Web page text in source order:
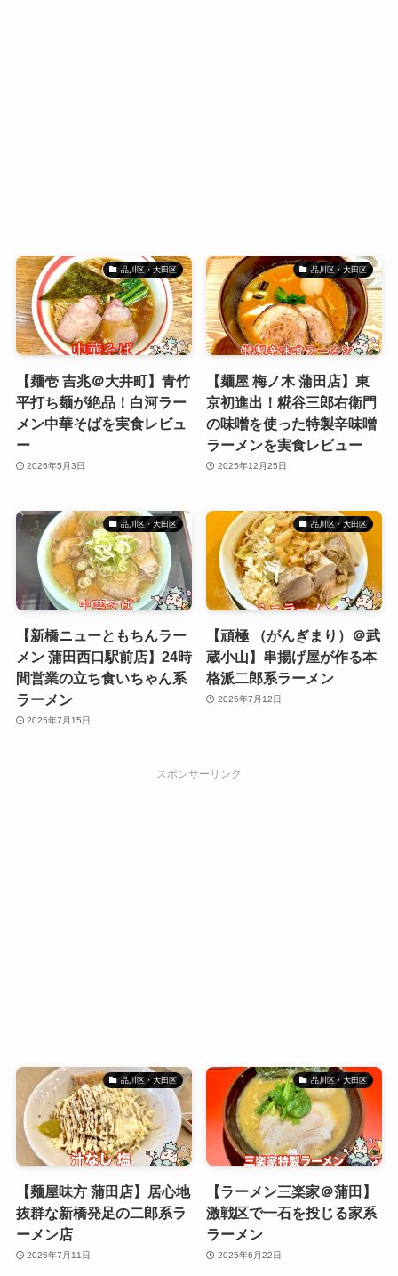
品川区・大田区
【麺壱 吉兆＠大井町】青竹
平打ち麺が絶品！白河ラー
メン中華そばを実食レビュ
ー
2026年5月3日
品川区・大田区
【麺屋 梅ノ木 蒲田店】東
京初進出！糀谷三郎右衛門
の味噌を使った特製辛味噌
ラーメンを実食レビュー
2025年12月25日
品川区・大田区
【新橋ニューともちんラー
メン 蒲田西口駅前店】24時
間営業の立ち食いちゃん系
ラーメン
2025年7月15日
品川区・大田区
【頑極 （がんぎまり）＠武
蔵小山】串揚げ屋が作る本
格派二郎系ラーメン
2025年7月12日
スポンサーリンク
品川区・大田区
【麺屋味方 蒲田店】居心地
抜群な新橋発足の二郎系ラ
ーメン店
2025年7月11日
品川区・大田区
【ラーメン三楽家＠蒲田】
激戦区で一石を投じる家系
ラーメン
2025年6月22日